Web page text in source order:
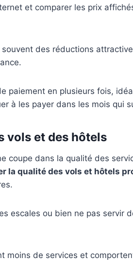
et comparer les prix
des réductions
paiement en plusieurs fois,
à les payer dans les mois qui
vols et des hôtels
coupe dans la qualité des
la qualité des vols et hôtels
escales ou bien ne pas servir
moins de services et